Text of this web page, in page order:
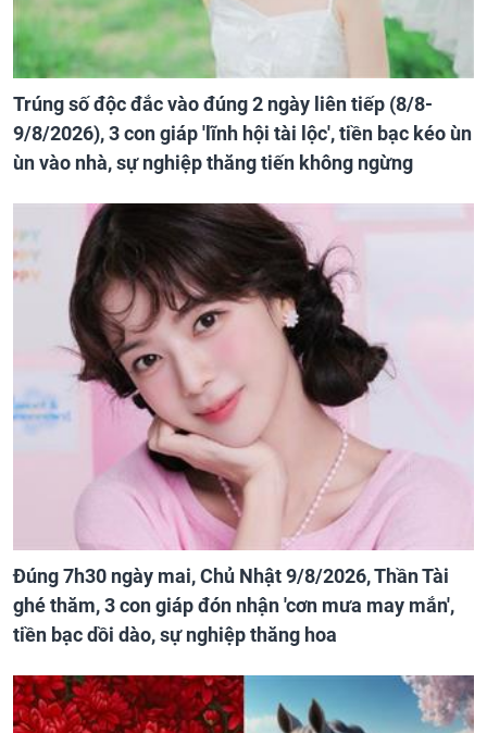
Trúng số độc đắc vào đúng 2 ngày liên tiếp (8/8-
9/8/2026), 3 con giáp 'lĩnh hội tài lộc', tiền bạc kéo ùn
ùn vào nhà, sự nghiệp thăng tiến không ngừng
Đúng 7h30 ngày mai, Chủ Nhật 9/8/2026, Thần Tài
ghé thăm, 3 con giáp đón nhận 'cơn mưa may mắn',
tiền bạc dồi dào, sự nghiệp thăng hoa